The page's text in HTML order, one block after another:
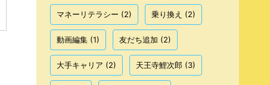
マネーリテラシー (2) 乗り換え (2)
動画編集 (1) 友だち追加 (2)
大手キャリア (2) 天王寺鯉次郎 (3)